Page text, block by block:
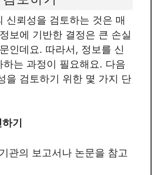
신뢰성을 검토하는 것은 매
보에 기반한 결정은 큰 손실
인데요. 따라서, 정보를 신
는 과정이 필요해요. 다음
을 검토하기 위한 몇 가지 단
기
관의 보고서나 논문을 참고